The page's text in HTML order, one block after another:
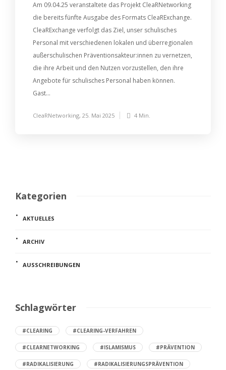
Am 09.04.25 veranstaltete das Projekt CleaRNetworking
die bereits fünfte Ausgabe des Formats CleaRExchange.
CleaRExchange verfolgt das Ziel, unser schulisches
Personal mit verschiedenen lokalen und überregionalen
außerschulischen Präventionsakteur:innen zu vernetzen,
die ihre Arbeit und den Nutzen vorzustellen, den ihre
Angebote für schulisches Personal haben können.
Gast...
CleaRNetworking, 25. Mai 2025 4 Min.
Kategorien
AKTUELLES
ARCHIV
AUSSCHREIBUNGEN
Schlagwörter
#CLEARING #CLEARING-VERFAHREN
#CLEARNETWORKING #ISLAMISMUS #PRÄVENTION
#RADIKALISIERUNG #RADIKALISIERUNGSPRÄVENTION